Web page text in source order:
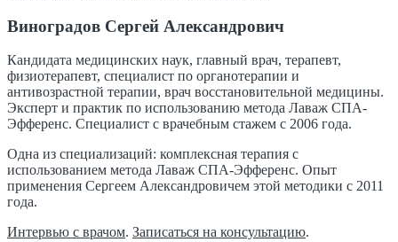
Виноградов Сергей Александрович
Кандидата медицинских наук, главный врач, терапевт,
физиотерапевт, специалист по органотерапии и
антивозрастной терапии, врач восстановительной медицины.
Эксперт и практик по использованию метода Лаваж СПА-
Эфференс. Специалист с врачебным стажем с 2006 года.
Одна из специализаций: комплексная терапия с
использованием метода Лаваж СПА-Эфференс. Опыт
применения Сергеем Александровичем этой методики с 2011
года.
Интервью с врачом. Записаться на консультацию.